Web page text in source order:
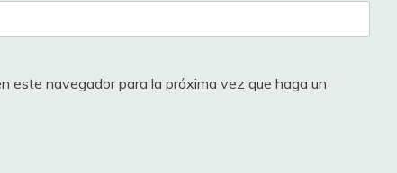
este navegador para la próxima vez que haga un